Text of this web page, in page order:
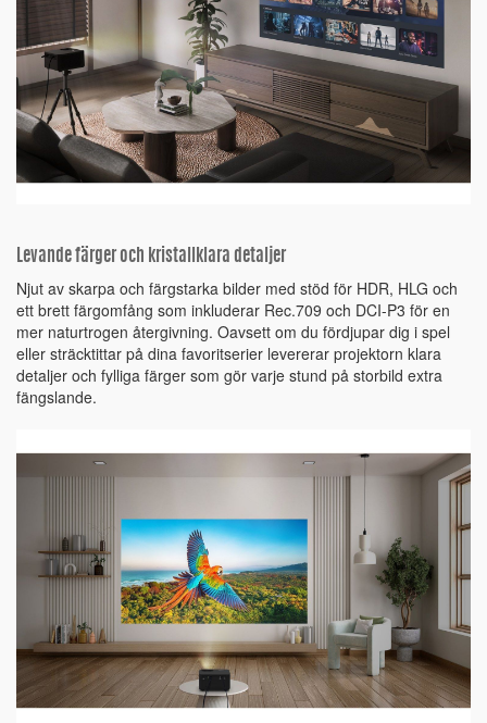
Levande färger och kristallklara detaljer
Njut av skarpa och färgstarka bilder med stöd för HDR, HLG och
ett brett färgomfång som inkluderar Rec.709 och DCI-P3 för en
mer naturtrogen återgivning. Oavsett om du fördjupar dig i spel
eller sträcktittar på dina favoritserier levererar projektorn klara
detaljer och fylliga färger som gör varje stund på storbild extra
fängslande.